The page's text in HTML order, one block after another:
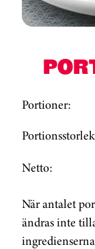
Portioner:
Netto:
När antalet
ändras inte